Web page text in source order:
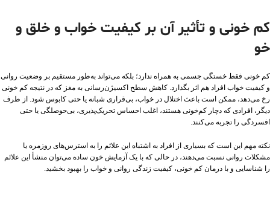
کم‌ خونی و تأثیر آن بر کیفیت خواب و خلق‌ و
خو
کم‌ خونی فقط خستگی جسمی به همراه ندارد؛ بلکه می‌تواند به‌طور مستقیم بر وضعیت روانی
و کیفیت خواب افراد هم اثر بگذارد. کاهش سطح اکسیژن‌رسانی به مغز که در نتیجه کم‌ خونی
رخ می‌دهد، ممکن است باعث اختلال در خواب، بی‌قراری شبانه یا حتی کابوس شود. از طرف
دیگر، افرادی که دچار کم‌خونی هستند، اغلب احساس تحریک‌پذیری، بی‌حوصلگی یا حتی
افسردگی را تجربه می‌کنند.
نکته مهم این است که بسیاری از افراد به اشتباه این علائم را به استرس‌های روزمره یا
مشکلات روانی نسبت می‌دهند، در حالی که با یک آزمایش خون ساده می‌توان منشأ این علائم
را شناسایی و با درمان کم‌ خونی، کیفیت زندگی روانی و خواب را بهبود بخشید.